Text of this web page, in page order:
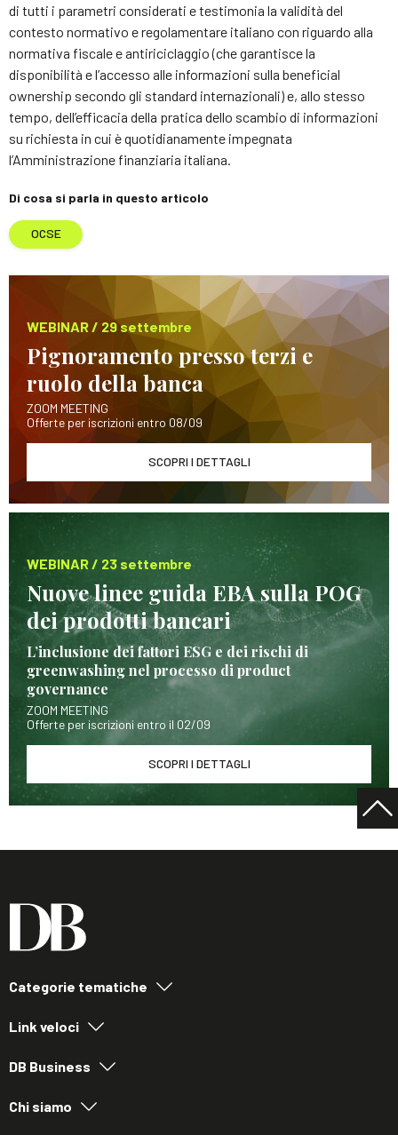
di tutti i parametri considerati e testimonia la validità del
contesto normativo e regolamentare italiano con riguardo alla
normativa fiscale e antiriciclaggio (che garantisce la
disponibilità e l’accesso alle informazioni sulla beneficial
ownership secondo gli standard internazionali) e, allo stesso
tempo, dell’efficacia della pratica dello scambio di informazioni
su richiesta in cui è quotidianamente impegnata
l’Amministrazione finanziaria italiana.
Di cosa si parla in questo articolo
OCSE
WEBINAR / 29 settembre
Pignoramento presso terzi e
ruolo della banca
ZOOM MEETING
Offerte per iscrizioni entro 08/09
SCOPRI I DETTAGLI
WEBINAR / 23 settembre
Nuove linee guida EBA sulla POG
dei prodotti bancari
L’inclusione dei fattori ESG e dei rischi di
greenwashing nel processo di product
governance
ZOOM MEETING
Offerte per iscrizioni entro il 02/09
SCOPRI I DETTAGLI
Categorie tematiche
Link veloci
DB Business
Chi siamo